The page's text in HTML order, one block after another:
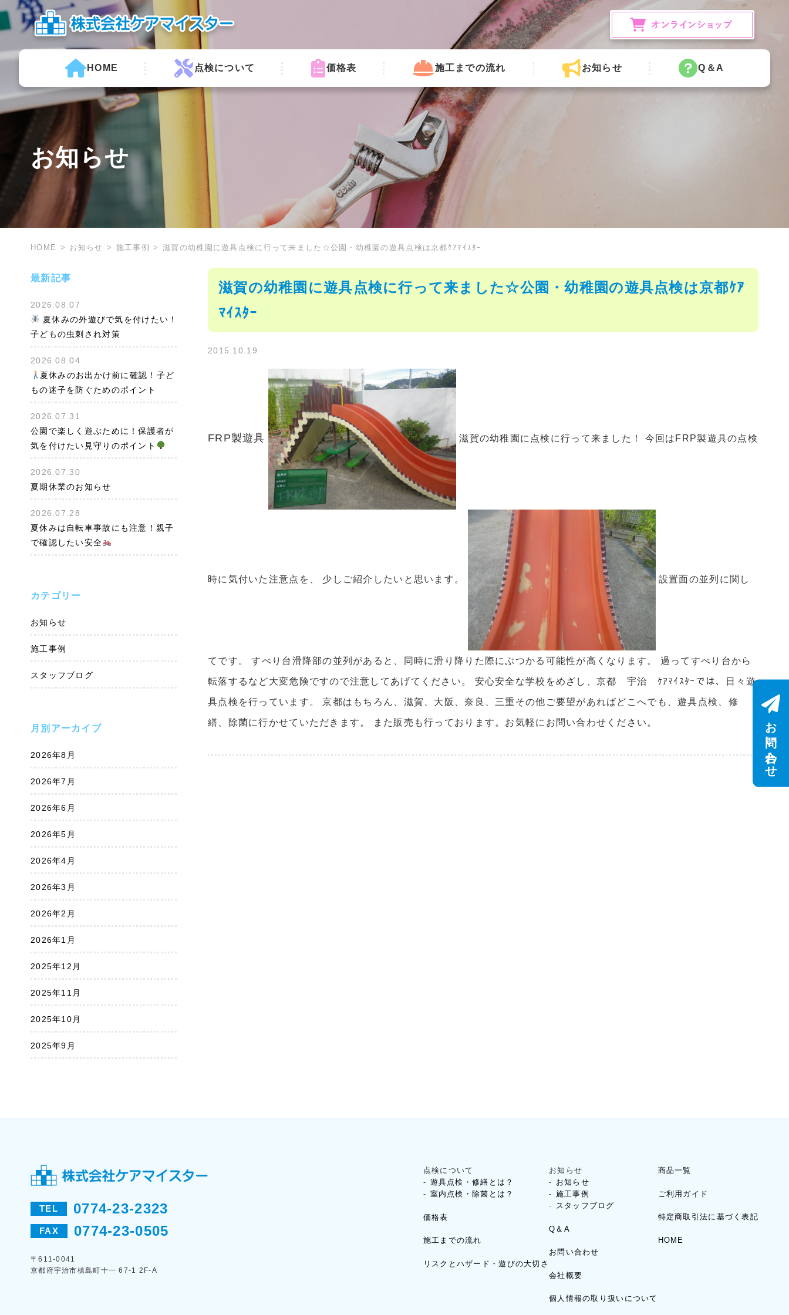
HOME 点検について 価格表 施工までの流れ お知らせ Q＆A
お知らせ
HOME お知らせ 施工事例 滋賀の幼稚園に遊具点検に行って来ました☆公園・幼稚園の遊具点検は京都ｹｱﾏｲｽﾀｰ
最新記事
2026.08.07
夏休みの外遊びで気を付けたい！
子どもの虫刺され対策
2026.08.04
夏休みのお出かけ前に確認！子ど
もの迷子を防ぐためのポイント
2026.07.31
公園で楽しく遊ぶために！保護者が
気を付けたい見守りのポイント
2026.07.30
夏期休業のお知らせ
2026.07.28
夏休みは自転車事故にも注意！親子
で確認したい安全
カテゴリー
お知らせ
施工事例
スタッフブログ
月別アーカイブ
2026年8月
2026年7月
2026年6月
2026年5月
2026年4月
2026年3月
2026年2月
2026年1月
2025年12月
2025年11月
2025年10月
2025年9月
滋賀の幼稚園に遊具点検に行って来ました☆公園・幼稚園の遊具点検は京都ｹｱ
ﾏｲｽﾀｰ
2015.10.19
FRP製遊具 滋賀の幼稚園に点検に行って来ました！ 今回はFRP製遊具の点検
時に気付いた注意点を、 少しご紹介したいと思います。 設置面の並列に関し
てです。 すべり台滑降部の並列があると、同時に滑り降りた際にぶつかる可能性が高くなります。 過ってすべり台から
転落するなど大変危険ですので注意してあげてください。 安心安全な学校をめざし、京都 宇治 ｹｱﾏｲｽﾀｰでは、日々遊
具点検を行っています。 京都はもちろん、滋賀、大阪、奈良、三重その他ご要望があればどこへでも、遊具点検、修
繕、除菌に行かせていただきます。 また販売も行っております。お気軽にお問い合わせください。
TEL 0774-23-2323
FAX 0774-23-0505
〒611-0041
京都府宇治市槙島町十一 67-1 2F-A
点検について
遊具点検・修繕とは？
室内点検・除菌とは？
価格表
施工までの流れ
リスクとハザード・遊びの大切さ
お知らせ
お知らせ
施工事例
スタッフブログ
Q＆A
お問い合わせ
会社概要
個人情報の取り扱いについて
商品一覧
ご利用ガイド
特定商取引法に基づく表記
HOME
お問い合わせ